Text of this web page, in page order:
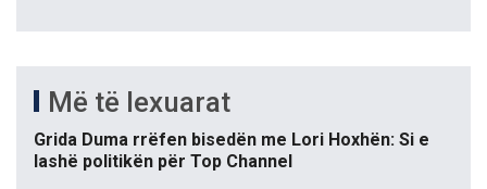
Më të lexuarat
Grida Duma rrëfen bisedën me Lori Hoxhën: Si e
lashë politikën për Top Channel